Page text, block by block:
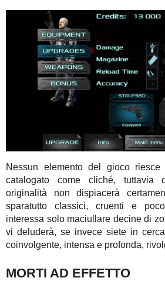
Nessun elemento del gioco
catalogato come cliché, tuttavia
originalità non dispiacerà
sparatutto classici, cruenti e
interessa solo maciullare decine di
vi deluderà, se invece siete in
coinvolgente, intensa e profonda,
MORTI AD EFFETTO